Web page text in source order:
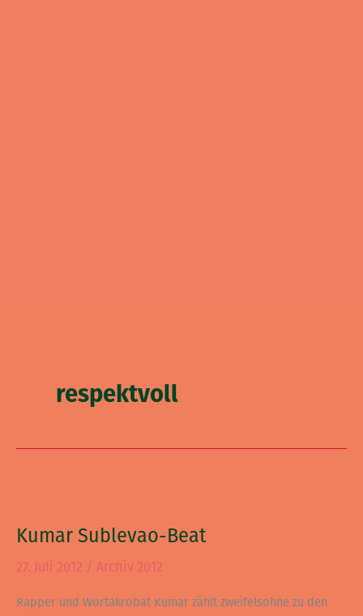
respektvoll
Kumar Sublevao-Beat
27. Juli 2012 / Archiv 2012
Rapper und Wortakrobat Kumar zählt zweifelsohne zu den
Beat